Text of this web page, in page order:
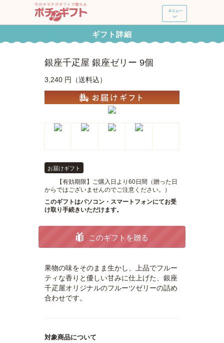
ポチッとギフトとは
ギフト詳細
銀座千疋屋 銀座ゼリー 9個
3,240 円（送料込）
お届けギフト
【有効期限】ご購入日より60日間（贈った日
からではございませんのでご注意ください。）
このギフトはパソコン・スマートフォンにてお受
け取り手続きいただけます。
このギフトを贈る
果物の味をそのまま生かし、上品でフルー
ティな香りと優しい甘みに仕上げた、銀座
千疋屋オリジナルのフルーツゼリーの詰め
合わせです。
対象商品について